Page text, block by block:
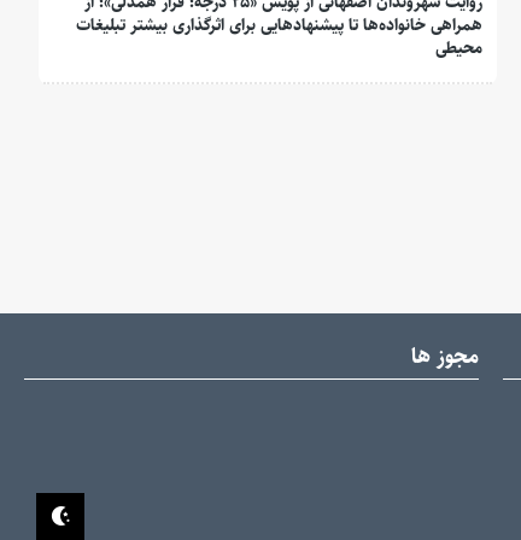
همراهی خانواده‌ها تا پیشنهادهایی برای اثرگذاری بیشتر تبلیغات
محیطی
مجوز ها